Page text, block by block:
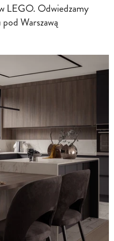
LEGO. Odwiedzamy
Warszawą